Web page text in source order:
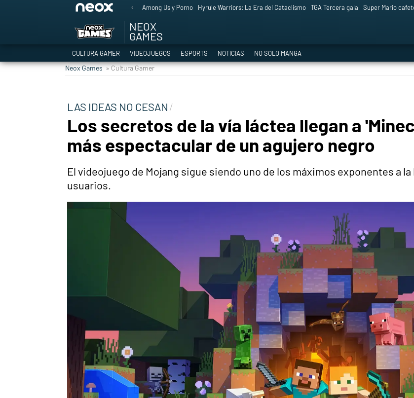
Among Us y Porno Hyrule Warriors: La Era del Cataclismo TGA Tercera gala Super Mario
NEOX
GAMES
CULTURA GAMER VIDEOJUEGOS ESPORTS NOTICIAS NO SOLO MANGA
Neox Games » Cultura Gamer
LAS IDEAS NO CESAN
Los secretos de la vía láctea llegan a
más espectacular de un agujero negro
El videojuego de Mojang sigue siendo uno de los máximos exponentes a
usuarios.